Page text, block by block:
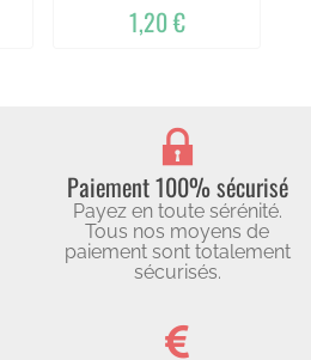
1,20 €
Paiement 100% sécurisé
Payez en toute sérénité.
Tous nos moyens de
paiement sont totalement
sécurisés.